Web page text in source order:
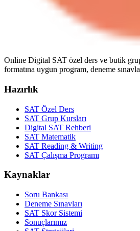
Online Digital SAT özel ders ve butik
formatına uygun program, deneme
Hazırlık
SAT Özel Ders
SAT Grup Kursları
Digital SAT Rehberi
SAT Matematik
SAT Reading & Writing
SAT Çalışma Programı
Kaynaklar
Soru Bankası
Deneme Sınavları
SAT Skor Sistemi
Sonuçlarımız